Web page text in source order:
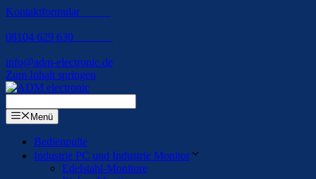
Kontaktformular
08104 629 630
info@adm-electronic.de
Zum Inhalt springen
Menü
Bedienpulte
Industrie PC und Industrie Monitor
Edelstahl-Monitore